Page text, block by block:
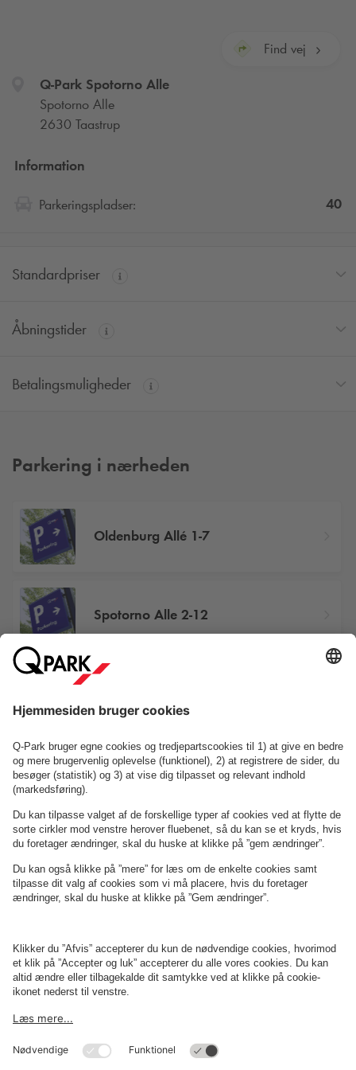
Find vej
Q-ParkSpotorno Alle
Spotorno Alle
2630 Taastrup
Information
Parkeringspladser: 40
Standardpriser
Åbningstider
Betalingsmuligheder
Parkering i nærheden
Oldenburg Allé 1-7
Spotorno Alle 2-12
Se P-anlæg på kortet
OmQ-Park
Erhverv
Betingelser og politikker